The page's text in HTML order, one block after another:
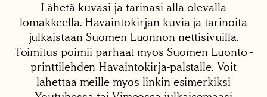
Lähetä kuvasi ja tarinasi alla olevalla
lomakkeella. Havaintokirjan kuvia ja tarinoita
julkaistaan Suomen Luonnon nettisivuilla.
Toimitus poimii parhaat myös Suomen Luonto -
printtilehden Havaintokirja-palstalle. Voit
lähettää meille myös linkin esimerkiksi